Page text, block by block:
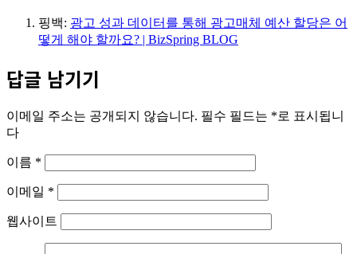
핑백: 광고 성과 데이터를 통해 광고매체 예산 할당은 어
떻게 해야 할까요? | BizSpring BLOG
답글 남기기
이메일 주소는 공개되지 않습니다. 필수 필드는 *로 표시됩니
다
이름 *
이메일 *
웹사이트